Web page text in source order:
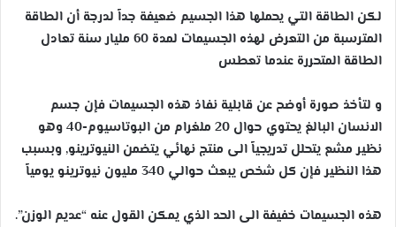
لكن الطاقة التي يحملها هذا الجسيم ضعيفة جداً لدرجة أن الطاقة
المترسبة من التعرض لهذه الجسيمات لمدة 60 مليار سنة تعادل
الطاقة المتحررة عندما تعطس
و لتأخذ صورة أوضح عن قابلية نفاذ هذه الجسيمات فإن جسم
الانسان البالغ يحتوي حوال 20 ملغرام من البوتاسيوم-40 وهو
نظير مشع يتحلل تدريجياً الى منتج نهائي يتضمن النيوترينو, وبسبب
هذا النظير فإن كل شخص يبعث حوالي 340 مليون نيوترينو يومياً
هذه الجسيمات خفيفة الى الحد الذي يمكن القول عنه “عديم الوزن”.